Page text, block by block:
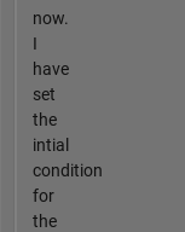
now.
I
have
set
the
intial
condition
for
the